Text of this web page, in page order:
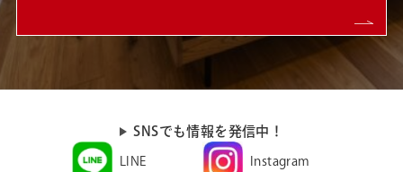
SNSでも情報を発信中！
LINE Instagram